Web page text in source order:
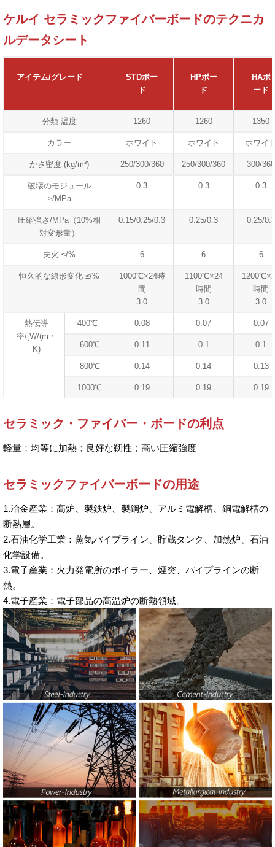
ケルイ セラミックファイバーボードのテクニカ
ルデータシート
アイテム/グレード
STDボー
ド
HPボー
ド
HAボ
ード
分類 温度 1260 1260 1350
カラー ホワイト ホワイト ホワイ
かさ密度 (kg/m³) 250/300/360 250/300/360 300/360
破壊のモジュール
≥/MPa
0.3 0.3 0.3
圧縮強さ/MPa（10%相
対変形量）
0.15/0.25/0.3 0.25/0.3 0.25/0.3
失火 ≤/% 6 6 6
恒久的な線形変化 ≤/%
1000℃×24時
間
3.0
1100℃×24
時間
3.0
時間
3.0
熱伝導
率/[W/(m・
K)
400℃ 0.08 0.07 0.07
600℃ 0.11 0.1 0.1
800℃ 0.14 0.14 0.13
1000℃ 0.19 0.19 0.19
セラミック・ファイバー・ボードの利点
軽量；均等に加熱；良好な靭性；高い圧縮強度
セラミックファイバーボードの用途
1.冶金産業：高炉、製鉄炉、製鋼炉、アルミ電解槽、銅電解槽の
断熱層。
2.石油化学工業：蒸気パイプライン、貯蔵タンク、加熱炉、石油
化学設備。
3.電子産業：火力発電所のボイラー、煙突、パイプラインの断
熱。
4.電子産業：電子部品の高温炉の断熱領域。